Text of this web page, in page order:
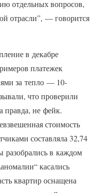
отдельных вопросов,
отрасли”, — говорится
в декабре
платежек
за тепло — 10-
что проверили
правда, не фейк.
стоимость
составляла 32,74
в каждом
касались
квартир оснащена